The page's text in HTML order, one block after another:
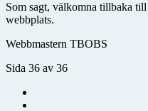
Som sagt, välkomna tillbaka
webbplats.
Webbmastern TBOBS
Sida 36 av 36